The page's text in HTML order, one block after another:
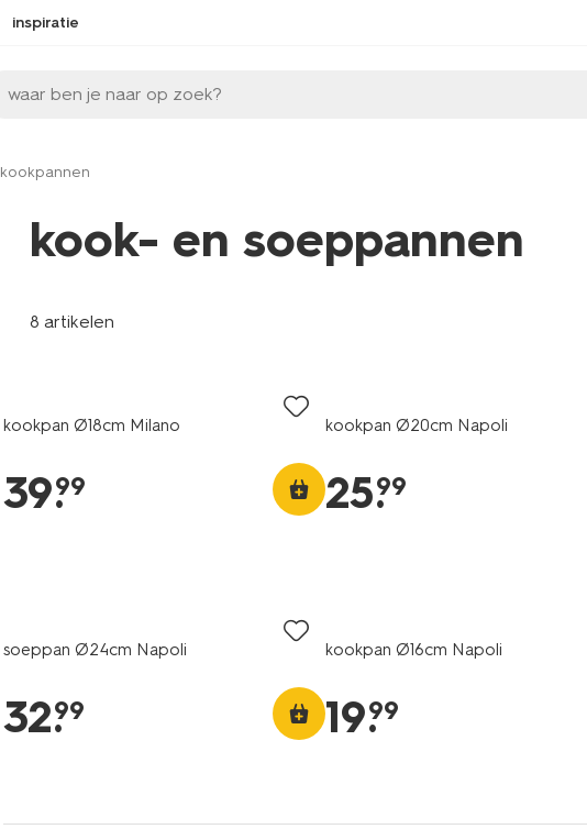
inspiratie
waar ben je naar op zoek?
kookpannen
kook- en soeppannen
8 artikelen
kookpan Ø18cm Milano
39.
99
kookpan Ø20cm Napoli
25.
99
soeppan Ø24cm Napoli
32.
99
kookpan Ø16cm Napoli
19.
99